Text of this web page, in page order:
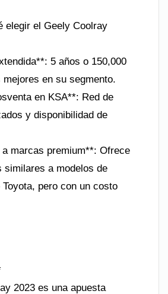
elegir el Geely Coolray
5 años o 150,000
mejores en su segmento.
en KSA**: Red de
y disponibilidad de
marcas premium**: Ofrece
a modelos de
pero con un costo
2023 es una apuesta